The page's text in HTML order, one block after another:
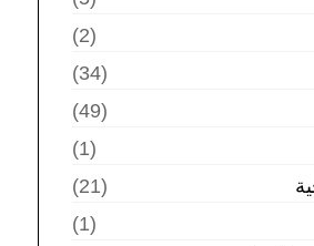
(2)
(34)
(49)
(1)
(21)
(1)